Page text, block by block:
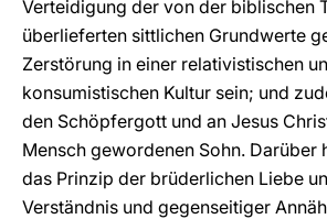
Verteidigung der von der biblischen
überlieferten sittlichen Grundwerte
Zerstörung in einer relativistischen
konsumistischen Kultur sein; und
den Schöpfergott und an Jesus
Mensch gewordenen Sohn. Darüber
das Prinzip der brüderlichen Liebe
Verständnis und gegenseitiger